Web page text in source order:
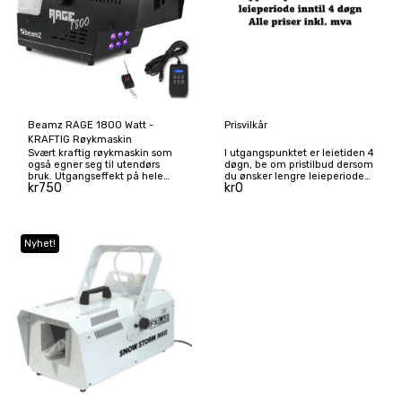
Beamz RAGE 1800 Watt -
KRAFTIG Røykmaskin
Svært kraftig røykmaskin som
også egner seg til utendørs
bruk. Utgangseffekt på hele
530m³ pr. min. Pris inkl. full
kr750
Prisvilkår
I utgangspunktet er leietiden 4
døgn, be om pristilbud dersom
du ønsker lengre leieperiode
enn dette.
kr0
Nyhet!